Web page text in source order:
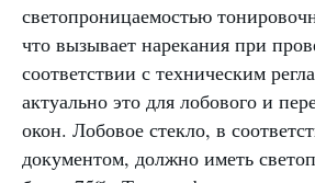
светопроницаемостью
что вызывает нарекания при
соответствии с техническим
актуально это для лобового и
окон. Лобовое стекло, в
документом, должно иметь